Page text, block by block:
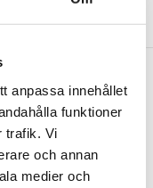
anpassa innehållet
funktioner
trafik. Vi
och annan
medier och